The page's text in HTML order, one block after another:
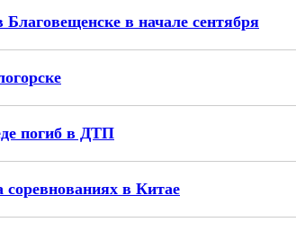
в начале сентября
погиб в ДТП
соревнованиях в Китае